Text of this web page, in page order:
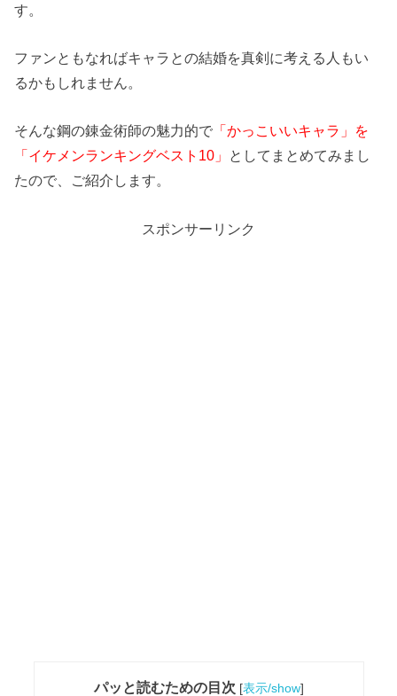
す。
ファンともなればキャラとの結婚を真剣に考える人もい
るかもしれません。
そんな鋼の錬金術師の魅力的で 「かっこいいキャラ」を
「イケメンランキングベスト10」 としてまとめてみまし
たので、ご紹介します。
スポンサーリンク
パッと読むための目次 [表示/show]